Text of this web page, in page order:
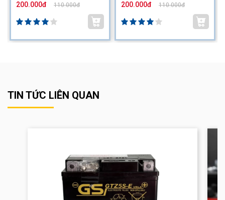
200.000đ 110.000đ 200.000đ 110.000đ
TIN TỨC LIÊN QUAN